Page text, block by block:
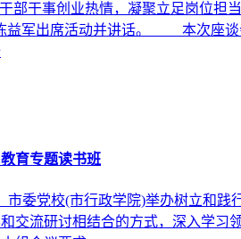
部干事创业热情，凝聚立足岗位
益军出席活动并讲话。 本次座谈
育专题读书班
市委党校(市行政学院)举办树立和
流研讨相结合的方式，深入学习